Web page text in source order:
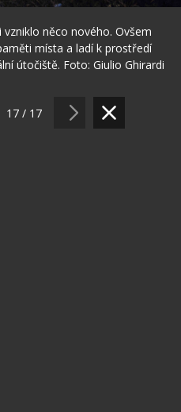
něco nového. Ovšem
místa a ladí k prostředí
útočiště. Foto: Giulio Ghirardi
Facebooku
Pinterestu
17 / 17